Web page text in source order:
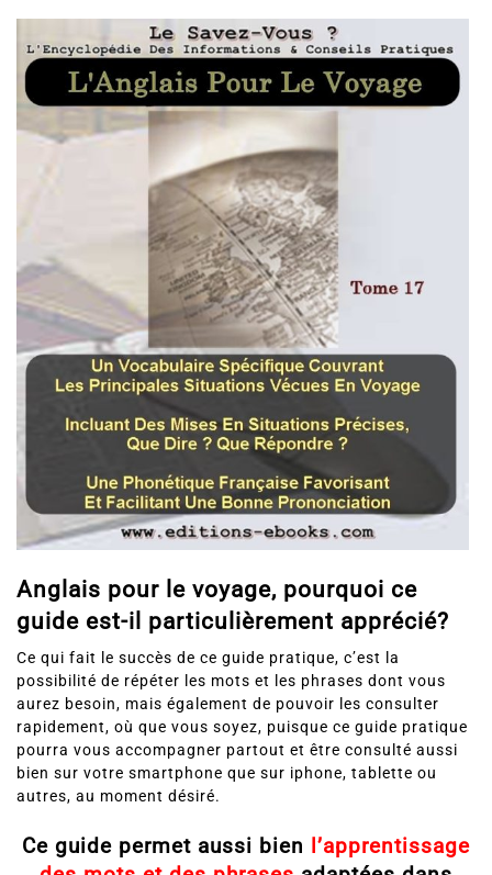
Anglais pour le voyage, pourquoi ce
guide est-il particulièrement apprécié?
possibilité de répéter les mots et les phrases dont vous
aurez besoin, mais également de pouvoir les consulter
rapidement, où que vous soyez, puisque ce guide pratique
pourra vous accompagner partout et être consulté aussi
bien sur votre smartphone que sur iphone, tablette ou
autres, au moment désiré.
Ce guide permet aussi bien l’apprentissage
des mots et des phrasesadaptées dans